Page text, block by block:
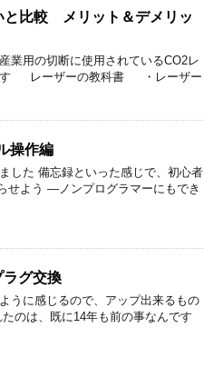
と比較 メリット＆デメリッ
業用の切断に使用されているCO2レ
す レーザーの教科書 ・レーザー
操作編
した 備忘録といった感じで、初心者
よう ―ノンプログラマーにもでき
グ交換
うに感じるので、アップ出来るもの
のは、既に14年も前の事なんです